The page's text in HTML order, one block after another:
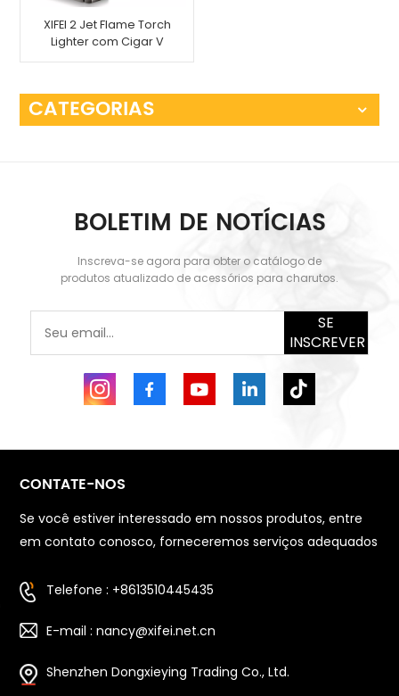
XIFEI 2 Jet Flame Torch
Lighter com Cigar V
Cutter Punch Cutter
CATEGORIAS
BOLETIM DE NOTÍCIAS
Inscreva-se agora para obter o catálogo de
produtos atualizado de acessórios para charutos.
SE
INSCREVER
CONTATE-NOS
Se você estiver interessado em nossos produtos, entre
em contato conosco, forneceremos serviços adequados
Telefone : +8613510445435
E-mail : nancy@xifei.net.cn
Shenzhen Dongxieying Trading Co., Ltd.